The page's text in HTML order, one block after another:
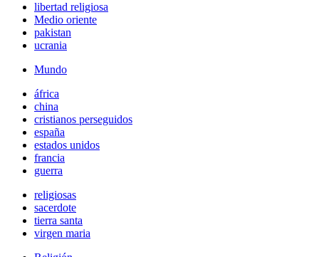
libertad religiosa
Medio oriente
pakistan
ucrania
Mundo
áfrica
china
cristianos perseguidos
españa
estados unidos
francia
guerra
religiosas
sacerdote
tierra santa
virgen maria